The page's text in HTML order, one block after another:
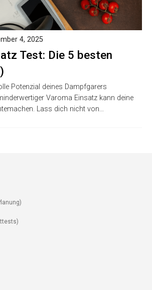
Test: Die 5 besten
4, 2025
Potenzial deines Dampfgarers
Varoma Einsatz kann deine
Lass dich nicht von…